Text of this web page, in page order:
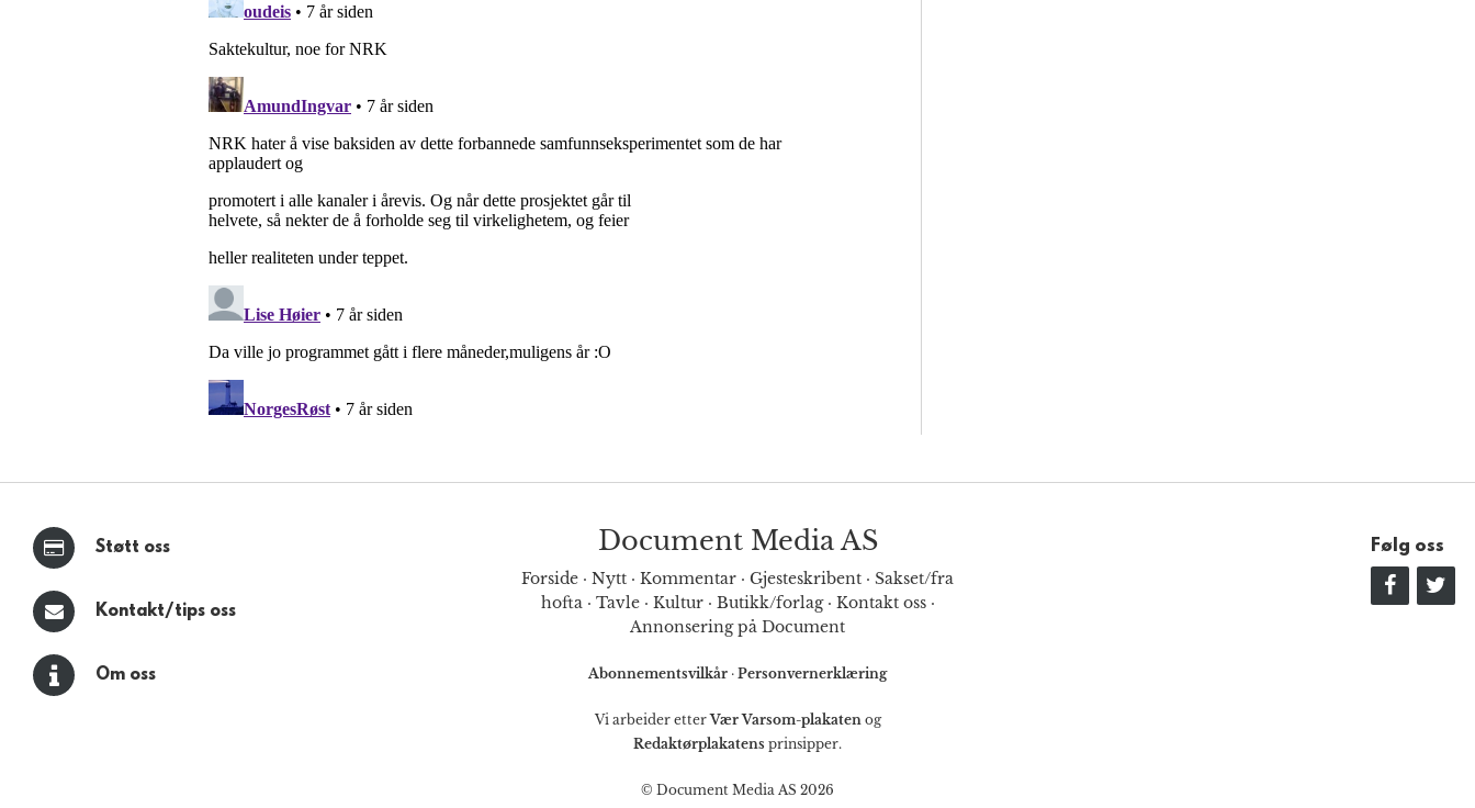
Støtt oss
Kontakt/tips oss
Om oss
Document Media AS
Forside · Nytt · Kommentar · Gjesteskribent · Sakset/fra
hofta· Tavle· Kultur· Butikk/forlag· Kontakt oss·
Annonsering på Document
Abonnementsvilkår · Personvernerklæring
Vi arbeider etterVær Varsom-plakatenog
Redaktørplakatens prinsipper.
© Document Media AS 2026
Følg oss